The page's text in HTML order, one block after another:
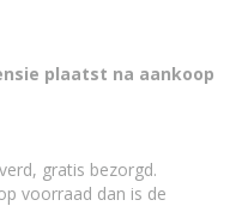
plaatst na aankoop
gratis bezorgd.
voorraad dan is de